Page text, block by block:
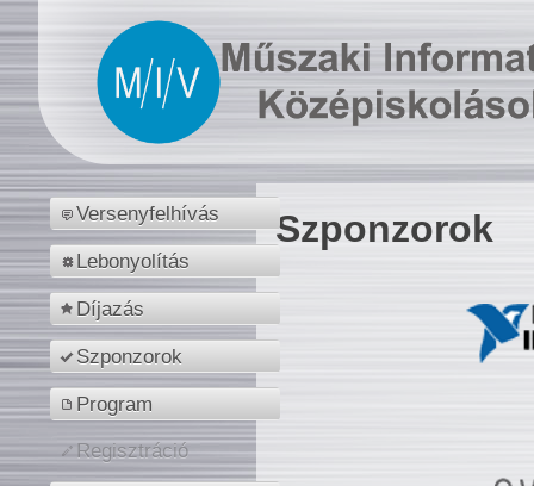
Versenyfelhívás
Lebonyolítás
Díjazás
Szponzorok
Program
Regisztráció
Szponzorok